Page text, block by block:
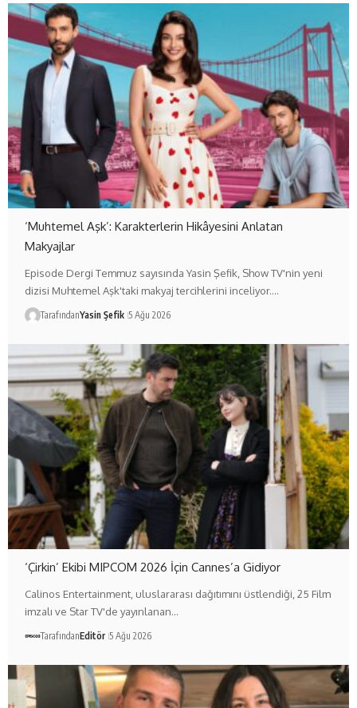
‘Muhtemel Aşk’: Karakterlerin Hikâyesini Anlatan
Makyajlar
Episode Dergi Temmuz sayısında Yasin Şefik, Show TV'nin yeni
dizisi Muhtemel Aşk'taki makyaj tercihlerini inceliyor.…
TarafındanYasin Şefik 5 Ağu 2026
‘Çirkin’ Ekibi MIPCOM 2026 İçin Cannes’a Gidiyor
Calinos Entertainment, uluslararası dağıtımını üstlendiği, 25 Film
imzalı ve Star TV'de yayınlanan…
TarafındanEditör 5 Ağu 2026